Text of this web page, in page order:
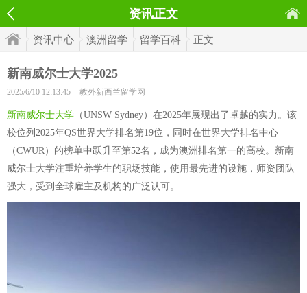
资讯正文
资讯中心 澳洲留学 留学百科 正文
新南威尔士大学2025
2025/6/10 12:13:45 教外新西兰留学网
新南威尔士大学 （UNSW Sydney）在2025年展现出了卓越的实力。该
校位列2025年QS世界大学排名第19位，同时在世界大学排名中心
（CWUR）的榜单中跃升至第52名，成为澳洲排名第一的高校。新南
威尔士大学注重培养学生的职场技能，使用最先进的设施，师资团队
强大，受到全球雇主及机构的广泛认可。